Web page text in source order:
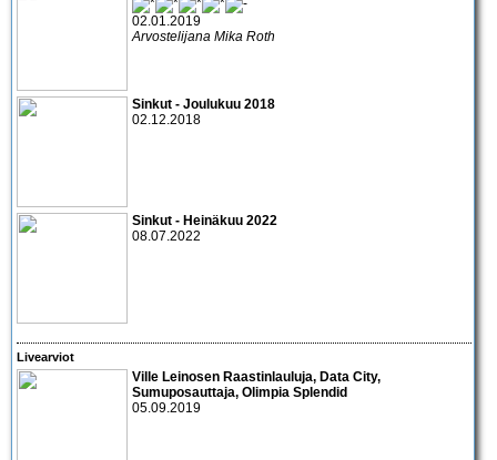
02.01.2019
Arvostelijana Mika Roth
Sinkut - Joulukuu 2018
02.12.2018
Sinkut - Heinäkuu 2022
08.07.2022
Livearviot
Ville Leinosen Raastinlauluja, Data City,
Sumuposauttaja, Olimpia Splendid
05.09.2019